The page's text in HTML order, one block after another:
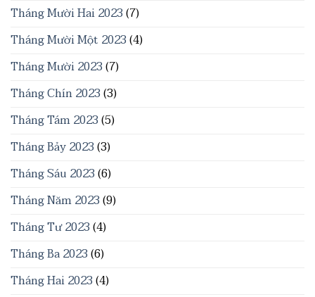
Tháng Mười Hai 2023(7)
Tháng Mười Một 2023(4)
Tháng Mười 2023(7)
Tháng Chín 2023(3)
Tháng Tám 2023(5)
Tháng Bảy 2023(3)
Tháng Sáu 2023(6)
Tháng Năm 2023(9)
Tháng Tư 2023(4)
Tháng Ba 2023(6)
Tháng Hai 2023(4)